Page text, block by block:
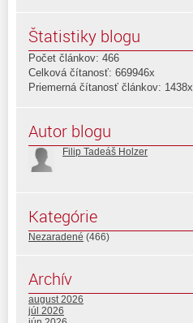
Štatistiky blogu
Počet článkov: 466
Celková čítanosť: 669946x
Priemerná čítanosť článkov: 1438x
Autor blogu
Filip Tadeáš Holzer
Kategórie
Nezaradené (466)
Archív
august 2026
júl 2026